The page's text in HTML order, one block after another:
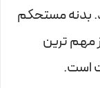
بدنه مستحکم
مهم ترین
است.